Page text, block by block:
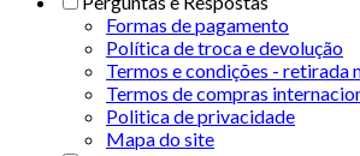
Formas de pagamento
Política de troca e devolução
Termos e condições - retirada
Termos de compras
Politica de privacidade
Mapa do site